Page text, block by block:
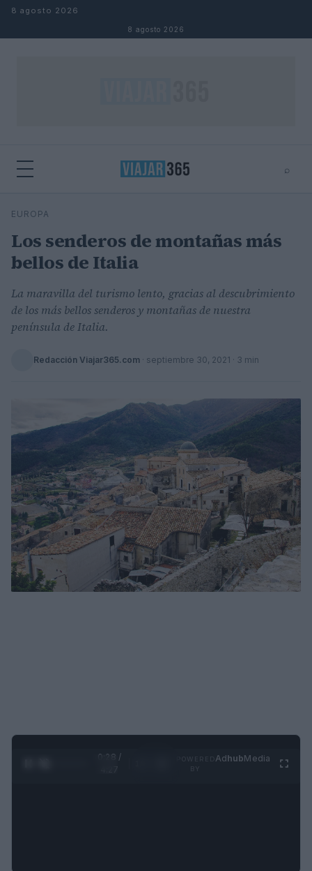
Saltar al contenido
8 agosto 2026
8 agosto 2026
⌕
Buscar
EUROPA
Los senderos de montañas más
bellos de Italia
La maravilla del turismo lento, gracias al descubrimiento
de los más bellos senderos y montañas de nuestra
península de Italia.
Redacción Viajar365.com · septiembre 30, 2021 · 3 min
0:29 /
AdhubMedia